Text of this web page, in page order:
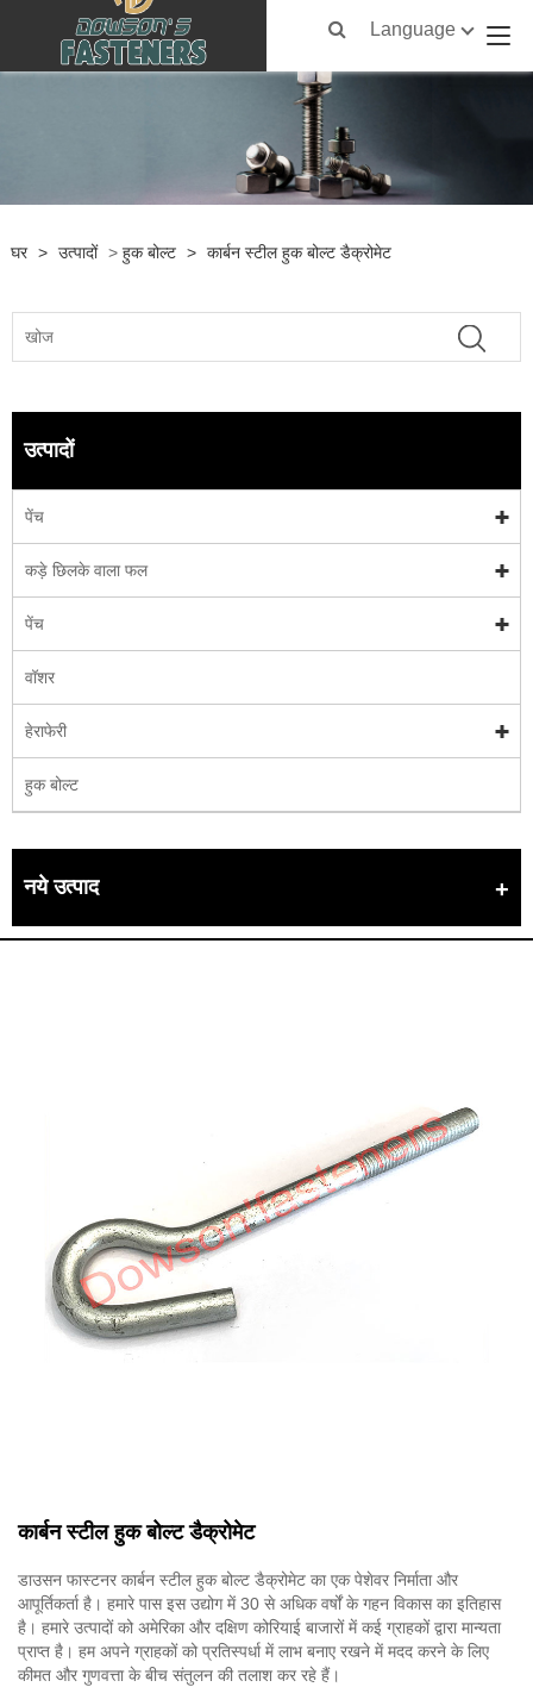
Language
घर > उत्पादों > हुक बोल्ट > कार्बन स्टील हुक बोल्ट डैक्रोमेट
उत्पादों
पेंच
कड़े छिलके वाला फल
पेंच
वॉशर
हेराफेरी
हुक बोल्ट
नये उत्पाद
कार्बन स्टील हुक बोल्ट डैक्रोमेट
डाउसन फास्टनर कार्बन स्टील हुक बोल्ट डैक्रोमेट का एक पेशेवर निर्माता और
आपूर्तिकर्ता है। हमारे पास इस उद्योग में 30 से अधिक वर्षों के गहन विकास का इतिहास
है। हमारे उत्पादों को अमेरिका और दक्षिण कोरियाई बाजारों में कई ग्राहकों द्वारा मान्यता
प्राप्त है। हम अपने ग्राहकों को प्रतिस्पर्धा में लाभ बनाए रखने में मदद करने के लिए
कीमत और गुणवत्ता के बीच संतुलन की तलाश कर रहे हैं।